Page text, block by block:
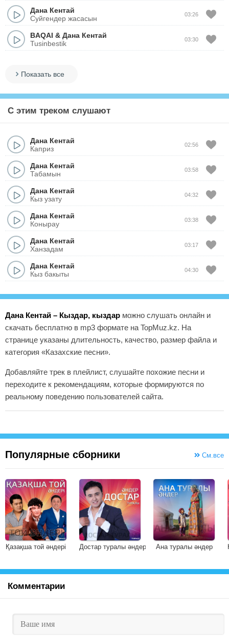
Дана Кентай
Суйгендер жасасын
03:26
BAQAI & Дана Кентай
Tusinbestik
03:30
Показать все
С этим треком слушают
Дана Кентай
Каприз
02:56
Дана Кентай
Табамын
03:58
Дана Кентай
Кыз узату
04:32
Дана Кентай
Конырау
03:38
Дана Кентай
Ханзадам
03:17
Дана Кентай
Кыз бакыты
04:30
Дана Кентай – Кыздар, кыздар можно слушать онлайн и
скачать бесплатно в mp3 формате на TopMuz.kz. На
странице указаны длительность, качество, размер файла и
категория «Казахские песни».
Добавляйте трек в плейлист, слушайте похожие песни и
переходите к рекомендациям, которые формируются по
реальному поведению пользователей сайта.
Популярные сборники См.все
Қазақша той әндері Достар туралы әндер Ана туралы әндер
Комментарии